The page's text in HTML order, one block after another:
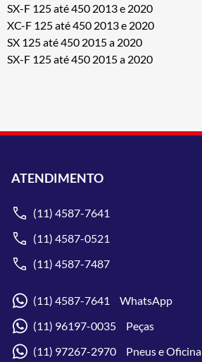
SX-F 125 até 450 2013 e 2020
XC-F 125 até 450 2013 e 2020
SX 125 até 450 2015 a 2020
SX-F 125 até 450 2015 a 2020
ATENDIMENTO
(11) 4587-7641
(11) 4587-0521
(11) 4587-7487
(11) 4587-7641 WhatsApp
(11) 96197-0035 Peças
(11) 97267-2970 Pneus e Oficina